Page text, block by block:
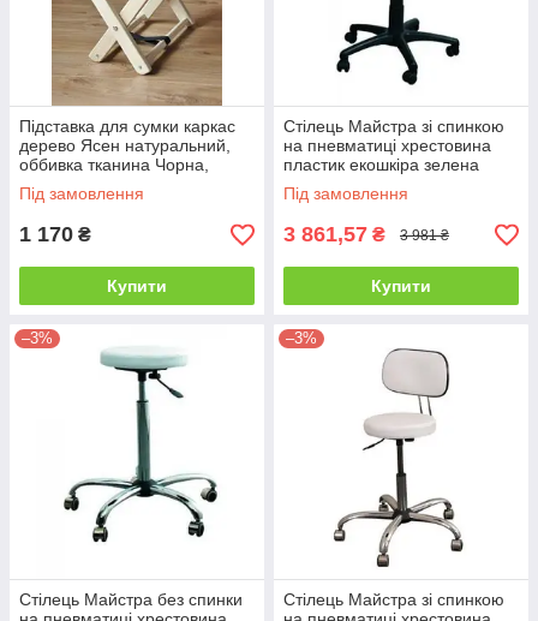
Підставка для сумки каркас
дерево Ясен натуральний,
оббивка тканина Чорна,
Висота 30 см (ArtCenter-TM)
Під замовлення
1 170 ₴
Купити
Стілець Майстра зі спинкою
на пневматиці хрестовина
пластик екошкіра зелена
(FrizelTM)
Під замовлення
3 861,57 ₴ 3 981 ₴
Купити
–3%
Стілець Майстра без спинки
–3%
Стілець Майстра зі спинкою